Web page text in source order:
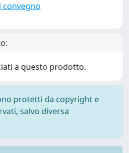
convegno
a questo prodotto.
protetti da copyright e
salvo diversa